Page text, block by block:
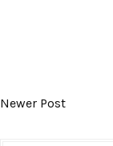
Newer Post